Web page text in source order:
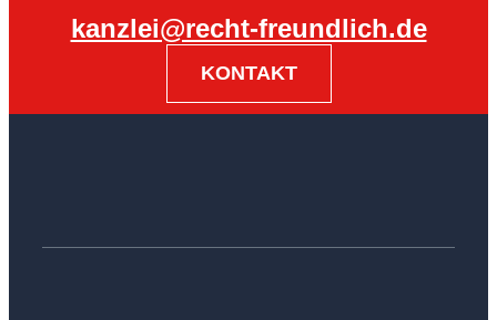
kanzlei@recht-freundlich.de
KONTAKT